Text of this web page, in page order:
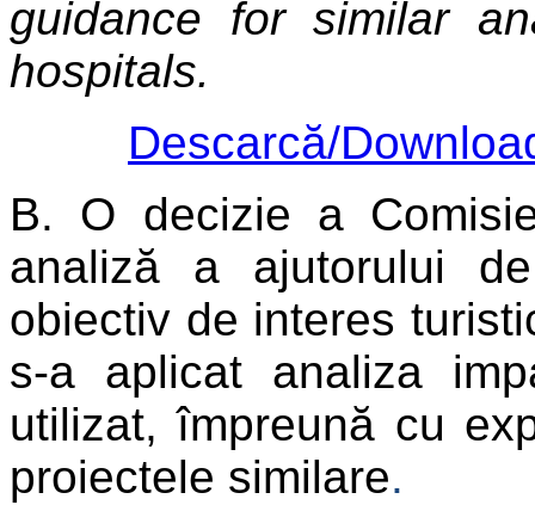
guidance for similar
hospitals.
Descarcă/
B. O decizie a
analiză a ajutorului
obiectiv de interes
s-a aplicat analiza
utilizat, împreună cu
proiectele similare.